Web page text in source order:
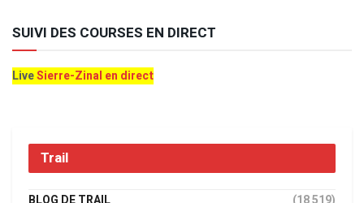
SUIVI DES COURSES EN DIRECT
LiveSierre-Zinal en direct
Trail